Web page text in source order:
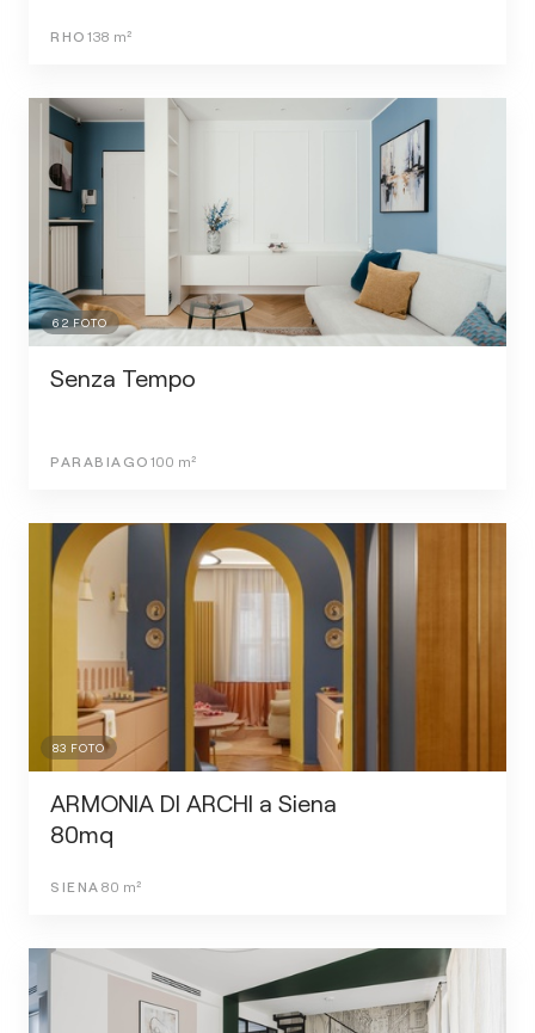
RHO 138 m²
62 FOTO
Senza Tempo
PARABIAGO 100 m²
83 FOTO
ARMONIA DI ARCHI a Siena
80mq
SIENA 80 m²